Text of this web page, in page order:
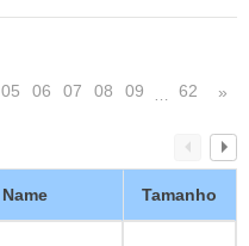
05 06 07 08 09 … 62 »
Name Tamanho